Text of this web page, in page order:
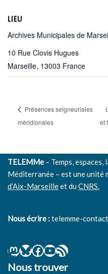
LIEU
Archives Municipales de
10 Rue Clovis Hugues
Marseille, 13003 France
Présences seigneuriales
méridionales
et
TELEMMe – Temps,
Méditerranée – est une unité
d’Aix-Marseilleet duCNRS.
Nous écrire :telemme-
Nous trouver